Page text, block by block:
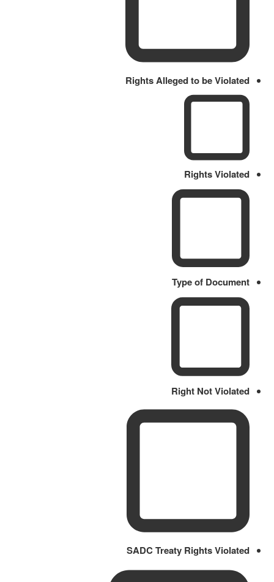
Rights Alleged to be Violated
Rights Violated
Type of Document
Right Not Violated
SADC Treaty Rights Violated